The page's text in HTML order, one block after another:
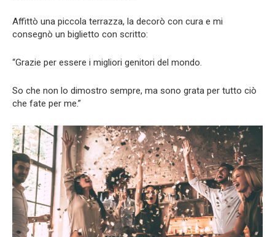
Affittò una piccola terrazza, la decorò con cura e mi
consegnò un biglietto con scritto:
“Grazie per essere i migliori genitori del mondo.
So che non lo dimostro sempre, ma sono grata per tutto ciò
che fate per me.”